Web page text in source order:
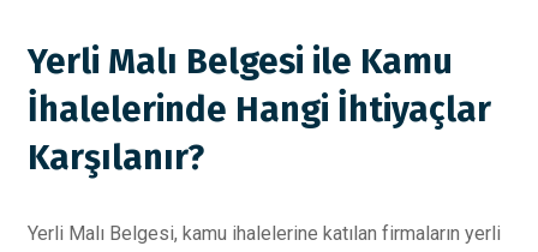
Yerli Malı Belgesi ile Kamu
İhalelerinde Hangi İhtiyaçlar
Karşılanır?
Yerli Malı Belgesi, kamu ihalelerine katılan firmaların yerli